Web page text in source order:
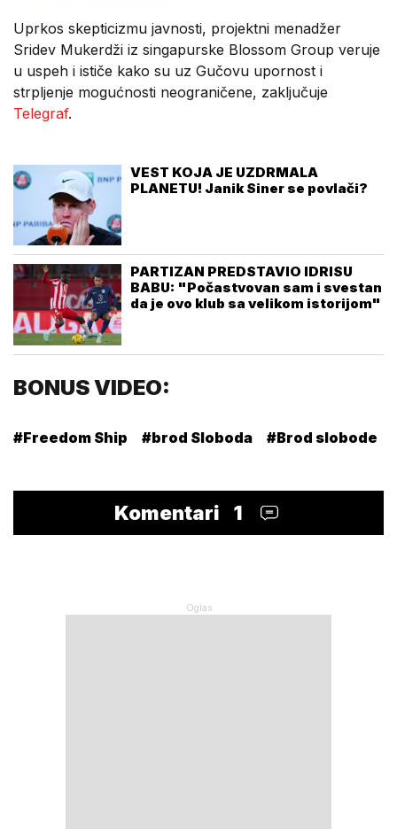
Uprkos skepticizmu javnosti, projektni menadžer
Sridev Mukerdži iz singapurske Blossom Group veruje
u uspeh i ističe kako su uz Gučovu upornost i
strpljenje mogućnosti neograničene, zaključuje
Telegraf.
VEST KOJA JE UZDRMALA
PLANETU! Janik Siner se povlači?
PARTIZAN PREDSTAVIO IDRISU
BABU: "Počastvovan sam i svestan
da je ovo klub sa velikom istorijom"
BONUS VIDEO:
#Freedom Ship #brod Sloboda #Brod slobode
Komentari 1